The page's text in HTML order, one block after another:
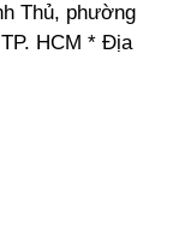
Thủ, phường
HCM * Địa